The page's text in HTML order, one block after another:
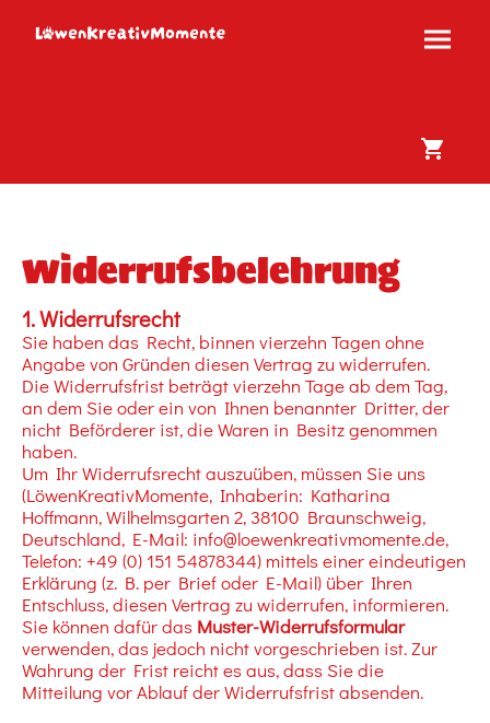
Widerrufsbelehrung
1. Widerrufsrecht
Sie haben das Recht, binnen vierzehn Tagen ohne
Angabe von Gründen diesen Vertrag zu widerrufen.
Die Widerrufsfrist beträgt vierzehn Tage ab dem Tag,
an dem Sie oder ein von Ihnen benannter Dritter, der
nicht Beförderer ist, die Waren in Besitz genommen
haben.
Um Ihr Widerrufsrecht auszuüben, müssen Sie uns
(LöwenKreativMomente, Inhaberin: Katharina
Hoffmann, Wilhelmsgarten 2, 38100 Braunschweig,
Deutschland, E-Mail: info@loewenkreativmomente.de,
Telefon: +49 (0) 151 54878344) mittels einer eindeutigen
Erklärung (z. B. per Brief oder E-Mail) über Ihren
Entschluss, diesen Vertrag zu widerrufen, informieren.
Sie können dafür das Muster-Widerrufsformular
verwenden, das jedoch nicht vorgeschrieben ist. Zur
Wahrung der Frist reicht es aus, dass Sie die
Mitteilung vor Ablauf der Widerrufsfrist absenden.